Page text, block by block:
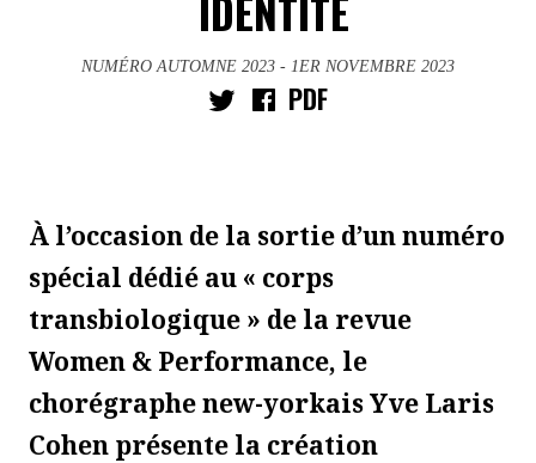
NUMÉRO AUTOMNE 2023 - 1ER NOVEMBRE 2023
PDF
À l’occasion de la sortie d’un numéro
spécial dédié au « corps
transbiologique » de la revue
Women & Performance, le
chorégraphe new-yorkais Yve Laris
Cohen présente la création